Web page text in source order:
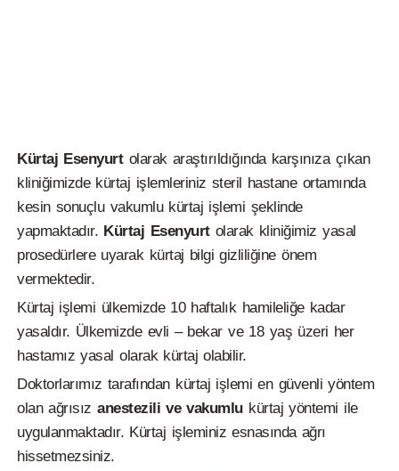
Kürtaj Esenyurtolarak araştırıldığında karşınıza çıkan
kliniğimizde kürtaj işlemleriniz steril hastane ortamında
kesin sonuçlu vakumlu kürtaj işlemi şeklinde
yapmaktadır. Kürtaj Esenyurtolarak kliniğimiz yasal
prosedürlere uyarak kürtaj bilgi gizliliğine önem
vermektedir.
Kürtaj işlemi ülkemizde 10 haftalık hamileliğe kadar
yasaldır. Ülkemizde evli – bekar ve 18 yaş üzeri her
hastamız yasal olarak kürtaj olabilir.
Doktorlarımız tarafından kürtaj işlemi en güvenli yöntem
olan ağrısızanestezili ve vakumlukürtaj yöntemi ile
uygulanmaktadır. Kürtaj işleminiz esnasında ağrı
hissetmezsiniz.